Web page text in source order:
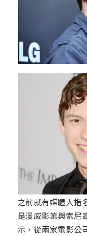
之前就有媒體人指
是漫威影業與索尼
示，從兩家電影公